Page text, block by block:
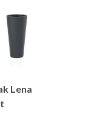
Lena